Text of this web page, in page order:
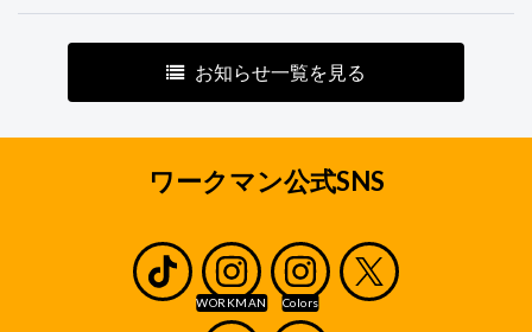
お知らせ一覧を見る
ワークマン公式SNS